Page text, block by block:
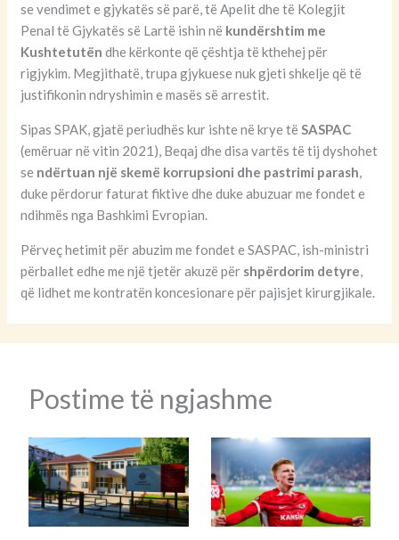
se vendimet e gjykatës së parë, të Apelit dhe të Kolegjit
Penal të Gjykatës së Lartë ishin në kundërshtim me
Kushtetutën dhe kërkonte që çështja të kthehej për
rigjykim. Megjithatë, trupa gjykuese nuk gjeti shkelje që të
justifikonin ndryshimin e masës së arrestit.
Sipas SPAK, gjatë periudhës kur ishte në krye tëSASPAC
(emëruar në vitin 2021), Beqaj dhe disa vartës të tij dyshohet
se ndërtuan një skemë korrupsioni dhe pastrimi parash,
duke përdorur faturat fiktive dhe duke abuzuar me fondet e
ndihmës nga Bashkimi Evropian.
Përveç hetimit për abuzim me fondet e SASPAC, ish-ministri
përballet edhe me një tjetër akuzë për shpërdorim detyre,
që lidhet me kontratën koncesionare për pajisjet kirurgjikale.
Postime të ngjashme